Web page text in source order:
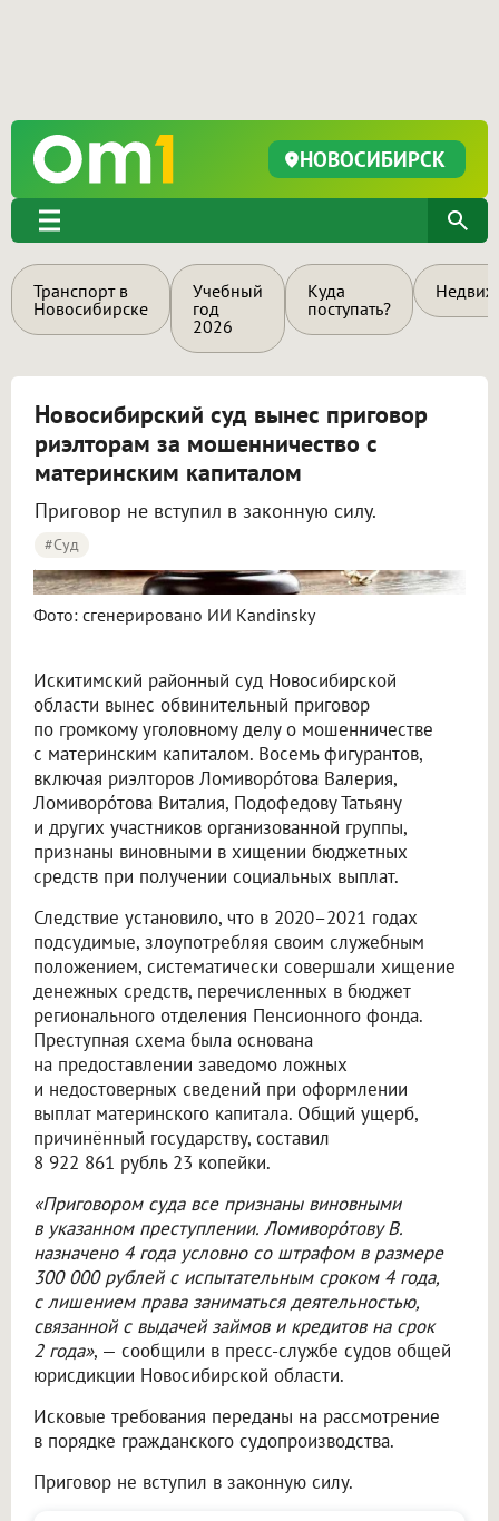
НОВОСИБИРСК
Транспорт в
Новосибирске
Учебный
год
2026
Куда
поступать?
Новосибирский суд вынес приговор
риэлторам за мошенничество с
материнским капиталом
Приговор не вступил в законную силу.
#Суд
Фото: сгенерировано ИИ Kandinsky
Искитимский районный суд Новосибирской
области вынес обвинительный приговор
по громкому уголовному делу о мошенничестве
с материнским капиталом. Восемь фигурантов,
включая риэлторов Ломиворо́това Валерия,
Ломиворо́това Виталия, Подофедову Татьяну
и других участников организованной группы,
признаны виновными в хищении бюджетных
средств при получении социальных выплат.
Следствие установило, что в 2020–2021 годах
подсудимые, злоупотребляя своим служебным
положением, систематически совершали хищение
денежных средств, перечисленных в бюджет
регионального отделения Пенсионного фонда.
Преступная схема была основана
на предоставлении заведомо ложных
и недостоверных сведений при оформлении
выплат материнского капитала. Общий ущерб,
причинённый государству, составил
8 922 861 рубль 23 копейки.
«Приговором суда все признаны виновными
в указанном преступлении. Ломиворо́тову В.
назначено 4 года условно со штрафом в размере
300 000 рублей с испытательным сроком 4 года,
с лишением права заниматься деятельностью,
связанной с выдачей займов и кредитов на срок
2 года», — сообщили в пресс-службе судов общей
юрисдикции Новосибирской области.
Исковые требования переданы на рассмотрение
в порядке гражданского судопроизводства.
Приговор не вступил в законную силу.